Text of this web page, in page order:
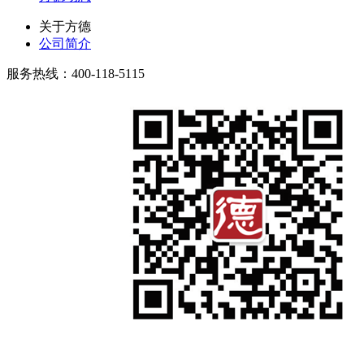
关于方德
公司简介
服务热线：400-118-5115